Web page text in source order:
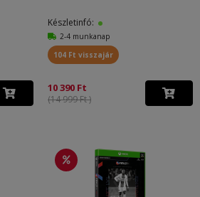
Készletinfó:
2-4 munkanap
104 Ft visszajár
10 390 Ft
(14 999 Ft )